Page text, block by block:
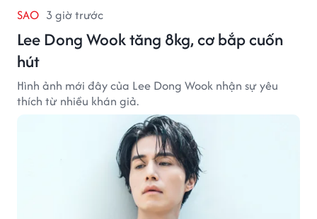
SAO 3 giờ trước
Lee Dong Wook tăng 8kg, cơ bắp cuốn
hút
Hình ảnh mới đây của Lee Dong Wook nhận sự yêu
thích từ nhiều khán giả.